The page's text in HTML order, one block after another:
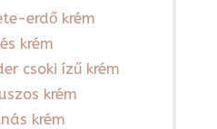
erdő krém
krém
csoki ízű krém
krém
krém